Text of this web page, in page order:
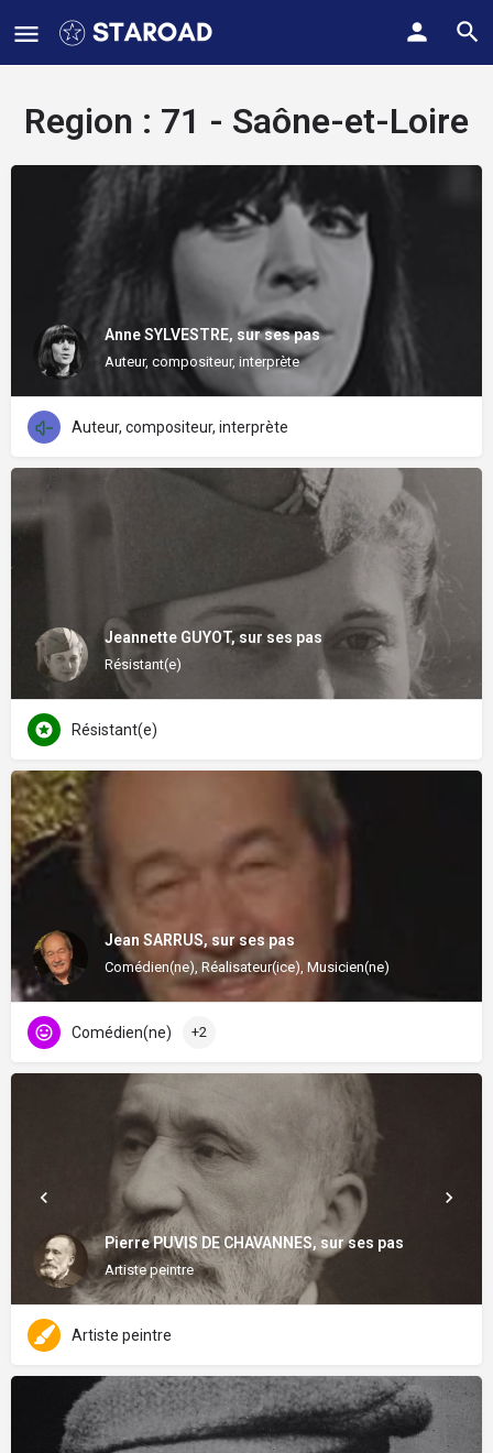
Region : 71 - Saône-et-Loire
Anne SYLVESTRE, sur ses pas
Auteur, compositeur, interprète
Auteur, compositeur, interprète
Jeannette GUYOT, sur ses pas
Résistant(e)
Résistant(e)
Jean SARRUS, sur ses pas
Comédien(ne), Réalisateur(ice), Musicien(ne)
Comédien(ne) +2
Pierre PUVIS DE CHAVANNES, sur ses pas
Artiste peintre
Artiste peintre